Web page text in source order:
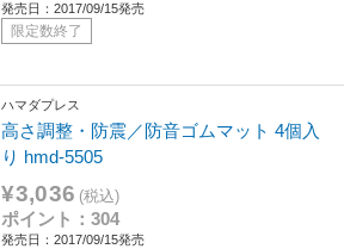
発売日：2017/09/15発売
限定数終了
ハマダプレス
高さ調整・防震／防音ゴムマット 4個入
り hmd-5505
¥3,036 (税込)
ポイント：304
発売日：2017/09/15発売